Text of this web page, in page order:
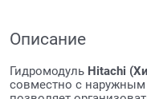
Описание
Гидромодуль Hitachi
совместно с наружным